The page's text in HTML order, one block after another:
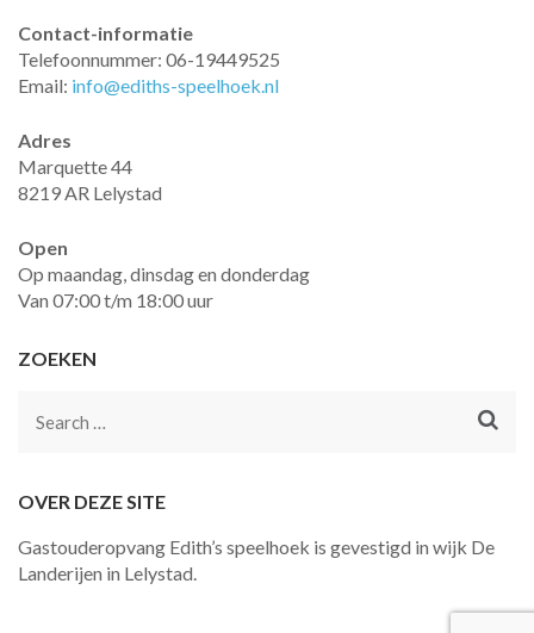
Contact-informatie
Telefoonnummer: 06-19449525
Email: info@ediths-speelhoek.nl
Adres
Marquette 44
8219 AR Lelystad
Open
Op maandag, dinsdag en donderdag
Van 07:00 t/m 18:00 uur
ZOEKEN
Search
OVER DEZE SITE
Gastouderopvang Edith’s speelhoek is gevestigd in wijk De
Landerijen in Lelystad.